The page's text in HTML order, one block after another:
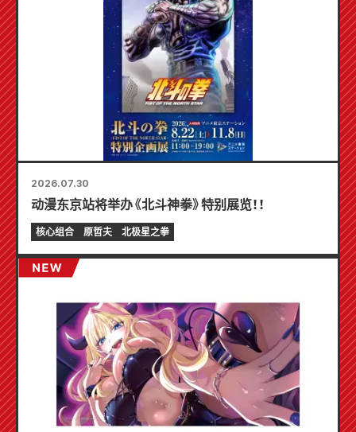
2026.07.30
动漫东京站将举办《北斗神拳》特别展览！！
核心组合 原哲夫 北极星之拳